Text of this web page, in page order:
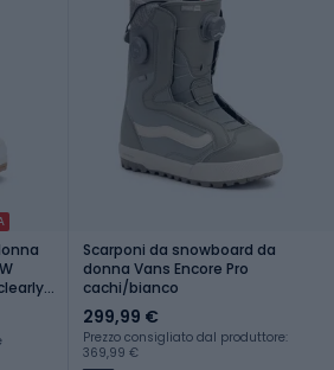
Scarponi da snowboard da
donna Vans Encore Pro
cachi/bianco
299,99 €
Prezzo consigliato dal produttore:
369,99 €